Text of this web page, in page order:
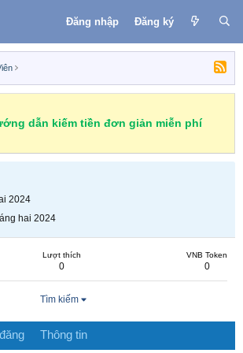
Đăng nhập Đăng ký
dẫn kiếm tiền đơn giản miễn phí
2024
hai 2024
Lượt thích
0
VNB Token
0
Tìm kiếm
Thông tin